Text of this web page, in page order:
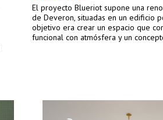
El proyecto Blueriot supone una
de Deveron, situadas en un edificio
objetivo era crear un espacio que
funcional con atmósfera y un